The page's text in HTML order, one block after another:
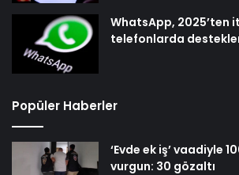
WhatsApp, 2025’ten
telefonlarda
Popüler Haberler
‘Evde ek iş’ vaadiyle
vurgun: 30 gözaltı